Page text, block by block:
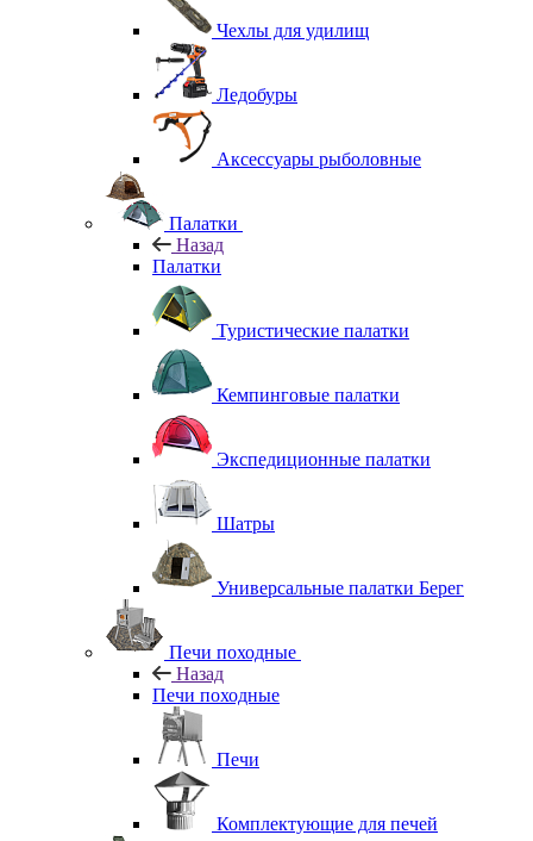
Чехлы для удилищ
Ледобуры
Аксессуары рыболовные
Палатки
Назад
Палатки
Туристические палатки
Кемпинговые палатки
Экспедиционные палатки
Шатры
Универсальные палатки Берег
Печи походные
Назад
Печи походные
Печи
Комплектующие для печей